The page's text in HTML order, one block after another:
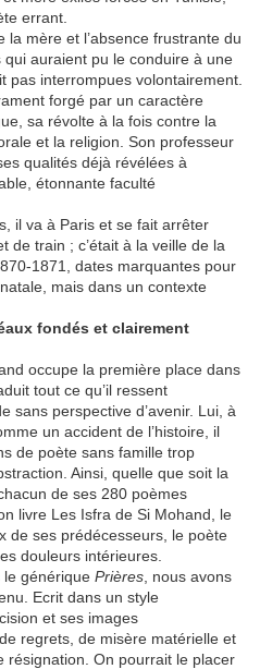
errant.
mère et l’absence frustrante du
auraient pu le conduire à une
pas interrompues volontairement.
forgé par un caractère
sa révolte à la fois contre la
et la religion. Son professeur
qualités déjà révélées à
étonnante faculté
il va à Paris et se fait arrêter
de train ; c’était à la veille de la
1871, dates marquantes pour
mais dans un contexte
fondés et clairement
occupe la première place dans
tout ce qu’il ressent
sans perspective d’avenir. Lui, à
un accident de l’histoire, il
de poète sans famille trop
Ainsi, quelle que soit la
de ses 280 poèmes
livre Les Isfra de Si Mohand, le
de ses prédécesseurs, le poète
douleurs intérieures.
le générique Prières , nous avons
Ecrit dans un style
et ses images
regrets, de misère matérielle et
résignation. On pourrait le placer